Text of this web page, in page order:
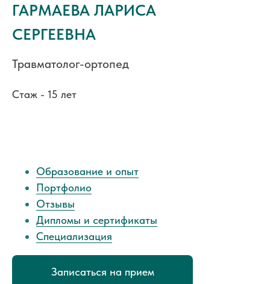
ГАРМАЕВА ЛАРИСА
СЕРГЕЕВНА
Травматолог-ортопед
Стаж - 15 лет
Образование и опыт
Портфолио
Отзывы
Дипломы и сертификаты
Специализация
Записаться на прием